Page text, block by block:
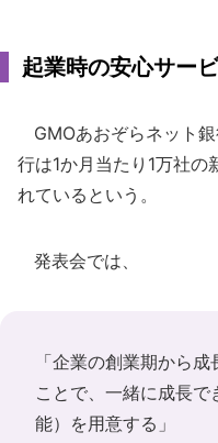
起業時の安心サー
GMOあおぞらネット
行は1か月当たり1万社
れているという。
発表会では、
「企業の創業期から
ことで、一緒に成長
能）を用意する」